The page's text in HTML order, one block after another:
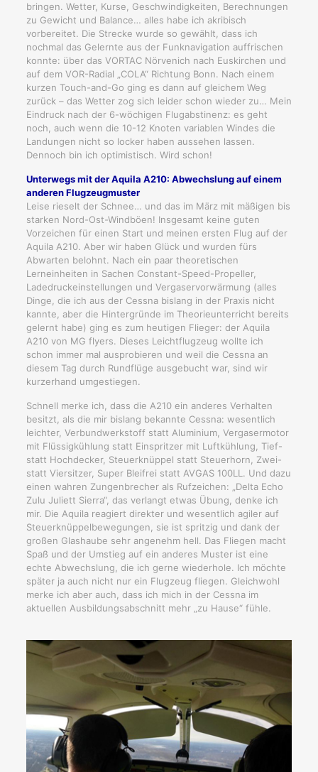
bringen. Wetter, Kurse, Geschwindigkeiten, Berechnungen
zu Gewicht und Balance… alles habe ich akribisch
vorbereitet. Die Strecke wurde so gewählt, dass ich
nochmal das Gelernte aus der Funknavigation auffrischen
konnte: über das VORTAC Nörvenich nach Euskirchen und
auf dem VOR-Radial „COLA“ Richtung Bonn. Nach einem
kurzen Touch-and-Go ging es dann auf gleichem Weg
zurück – das Wetter zog sich leider schon wieder zu… Mein
Eindruck nach der 6-wöchigen Flugabstinenz: es geht
noch, auch wenn die 10-12 Knoten variablen Windes die
Landungen nicht so locker haben aussehen lassen.
Dennoch bin ich optimistisch. Wird schon!
Unterwegs mit der Aquila A210: Abwechslung auf einem
anderen Flugzeugmuster
Leise rieselt der Schnee… und das im März mit mäßigen bis
starken Nord-Ost-Windböen! Insgesamt keine guten
Vorzeichen für einen Start und meinen ersten Flug auf der
Aquila A210. Aber wir haben Glück und wurden fürs
Abwarten belohnt. Nach ein paar theoretischen
Lerneinheiten in Sachen Constant-Speed-Propeller,
Ladedruckeinstellungen und Vergaservorwärmung (alles
Dinge, die ich aus der Cessna bislang in der Praxis nicht
kannte, aber die Hintergründe im Theorieunterricht bereits
gelernt habe) ging es zum heutigen Flieger: der Aquila
A210 von MG flyers. Dieses Leichtflugzeug wollte ich
schon immer mal ausprobieren und weil die Cessna an
diesem Tag durch Rundflüge ausgebucht war, sind wir
kurzerhand umgestiegen.
Schnell merke ich, dass die A210 ein anderes Verhalten
besitzt, als die mir bislang bekannte Cessna: wesentlich
leichter, Verbundwerkstoff statt Aluminium, Vergasermotor
mit Flüssigkühlung statt Einspritzer mit Luftkühlung, Tief-
statt Hochdecker, Steuerknüppel statt Steuerhorn, Zwei-
statt Viersitzer, Super Bleifrei statt AVGAS 100LL. Und dazu
einen wahren Zungenbrecher als Rufzeichen: „Delta Echo
Zulu Juliett Sierra“, das verlangt etwas Übung, denke ich
mir. Die Aquila reagiert direkter und wesentlich agiler auf
Steuerknüppelbewegungen, sie ist spritzig und dank der
großen Glashaube sehr angenehm hell. Das Fliegen macht
Spaß und der Umstieg auf ein anderes Muster ist eine
echte Abwechslung, die ich gerne wiederhole. Ich möchte
später ja auch nicht nur ein Flugzeug fliegen. Gleichwohl
merke ich aber auch, dass ich mich in der Cessna im
aktuellen Ausbildungsabschnitt mehr „zu Hause“ fühle.